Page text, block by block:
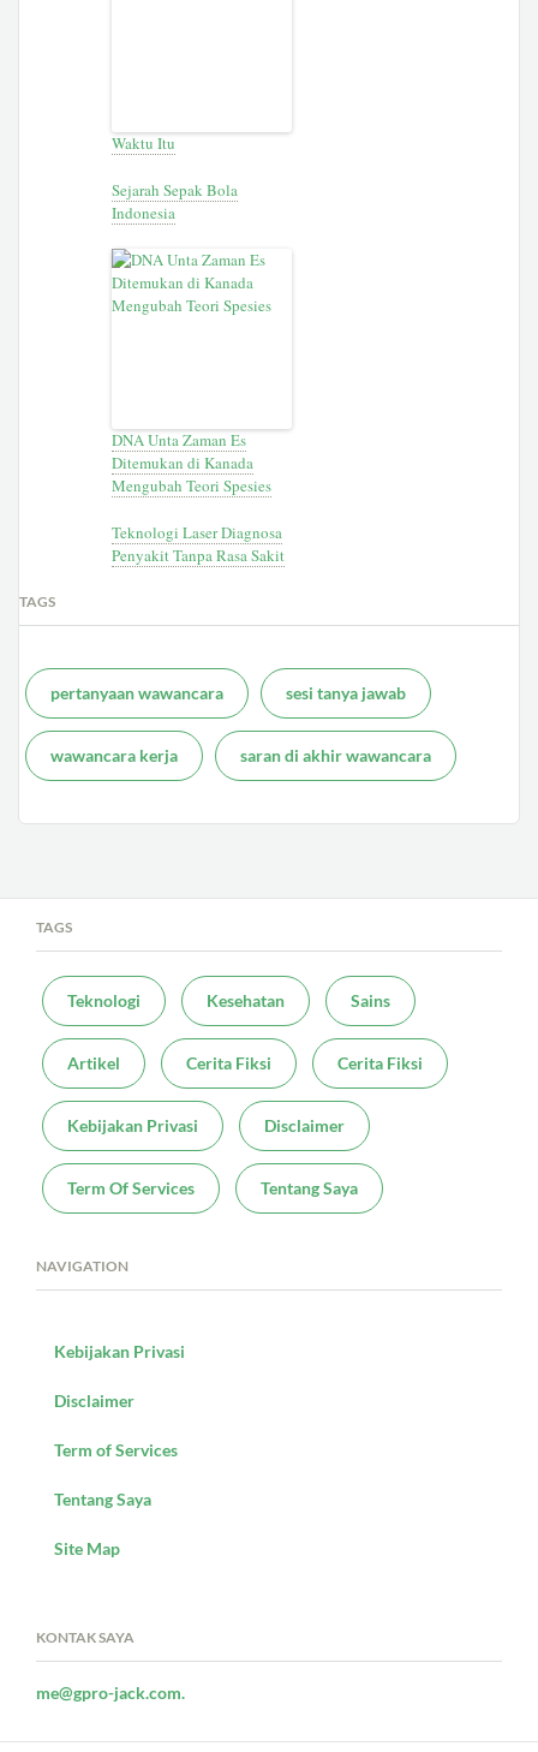
Waktu Itu
Sejarah Sepak Bola
Indonesia
DNA Unta Zaman Es
Ditemukan di Kanada
Mengubah Teori Spesies
Teknologi Laser Diagnosa
Penyakit Tanpa Rasa Sakit
TAGS
pertanyaan wawancara sesi tanya jawab
wawancara kerja saran di akhir wawancara
TAGS
Teknologi Kesehatan Sains
Artikel Cerita Fiksi Cerita Fiksi
Kebijakan Privasi Disclaimer
Term Of Services Tentang Saya
NAVIGATION
Kebijakan Privasi
Disclaimer
Term of Services
Tentang Saya
Site Map
KONTAK SAYA
me@gpro-jack.com.